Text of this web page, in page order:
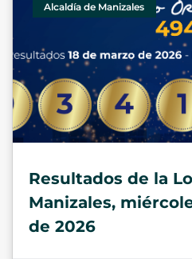
Alcaldía de Manizales
Resultados de la
Manizales,
de 2026